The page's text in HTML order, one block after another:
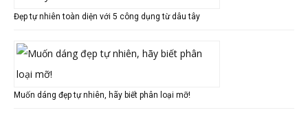
Đẹp tự nhiên toàn diện với 5 công dụng từ dâu tây
Muốn dáng đẹp tự nhiên, hãy biết phân loại mỡ!